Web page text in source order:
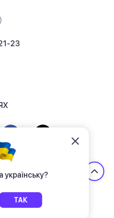
українську?
ТАК
23
оферты